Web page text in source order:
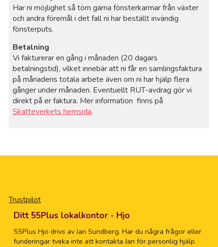
Har ni möjlighet så töm gärna fönsterkarmar från växter
och andra föremål i det fall ni har beställt invändig
fönsterputs.
Betalning
Vi fakturerar en gång i månaden (20 dagars
betalningstid), vilket innebär att ni får en samlingsfaktura
på månadens totala arbete även om ni har hjälp flera
gånger under månaden. Eventuellt RUT-avdrag gör vi
direkt på er faktura. Mer information finns på
Skatteverkets hemsida.
Trustpilot
Ditt 55Plus lokalkontor - Hjo
55Plus Hjo drivs av Jan Sundberg. Har du några frågor eller
funderingar tveka inte att kontakta Jan för personlig hjälp.